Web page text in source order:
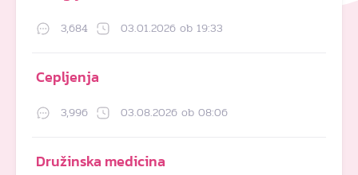
3,684 03.01.2026 ob 19:33
Cepljenja
3,996 03.08.2026 ob 08:06
Družinska medicina